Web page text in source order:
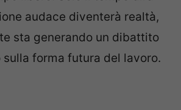
audace diventerà realtà,
sta generando un dibattito
forma futura del lavoro.